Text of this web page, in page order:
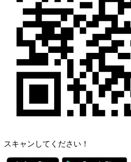
スキャンしてください！